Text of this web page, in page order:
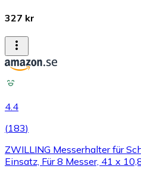
327 kr
4.4
(183)
ZWILLING Messerhalter für
Einsatz, Für 8 Messer, 41 x